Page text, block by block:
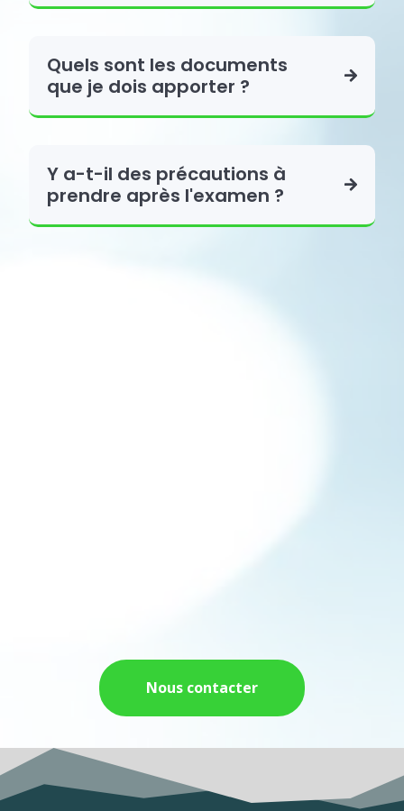
Quels sont les documents
que je dois apporter ?
Y a-t-il des précautions à
prendre après l'examen ?
Nous contacter